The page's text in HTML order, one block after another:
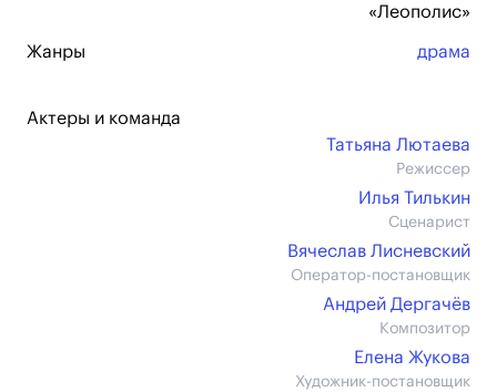
«Леополис»
Жанры драма
Актеры и команда
Татьяна Лютаева
Режиссер
Илья Тилькин
Сценарист
Вячеслав Лисневский
Оператор-постановщик
Андрей Дергачёв
Композитор
Елена Жукова
Художник-постановщик